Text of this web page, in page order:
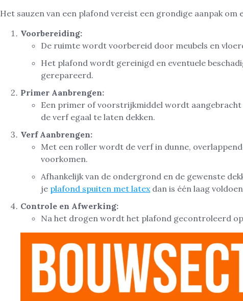
Het sauzen van een plafond vereist een grondige aanpak
Voorbereiding:
De ruimte wordt voorbereid door meubels en
Het plafond wordt gereinigd en eventuele
gerepareerd.
Primer Aanbrengen:
Een primer of voorstrijkmiddel wordt
de verf egaal te laten dekken.
Verf Aanbrengen:
Met een roller wordt de verf in dunne,
voorkomen.
Afhankelijk van de ondergrond en de gewenste
je plafond spuiten met latex dan is één laag
Controle en Afwerking:
Na het drogen wordt het plafond gecontroleerd